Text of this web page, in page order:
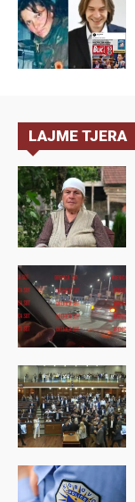
LAJME TJERA